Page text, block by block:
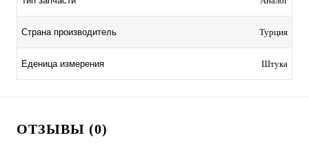
Страна производитель Турция
Еденица измерения Штука
ОТЗЫВЫ (0)